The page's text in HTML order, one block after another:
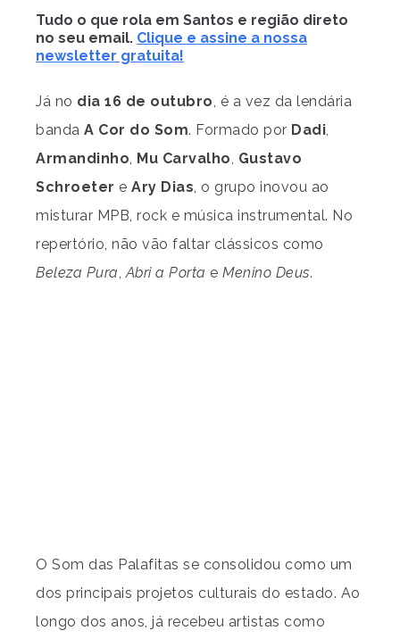
Tudo o que rola em Santos e região direto
no seu email. Clique e assine a nossa
newsletter gratuita!
Já no dia 16 de outubro, é a vez da lendária
banda A Cor do Som. Formado por Dadi,
Armandinho, Mu Carvalho, Gustavo
Schroeter e Ary Dias, o grupo inovou ao
misturar MPB, rock e música instrumental. No
repertório, não vão faltar clássicos como
Beleza Pura,Abri a Porta e Menino Deus.
O Som das Palafitas se consolidou como um
dos principais projetos culturais do estado. Ao
longo dos anos, já recebeu artistas como